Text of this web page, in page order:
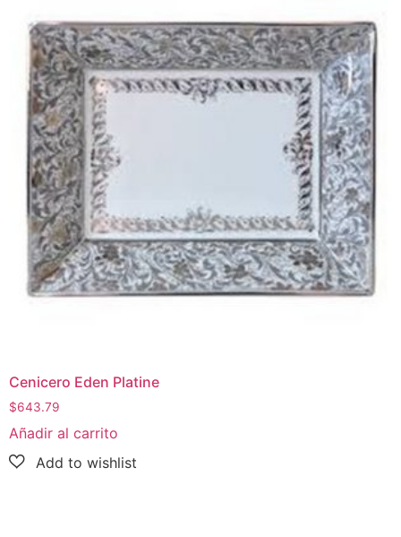
Cenicero Eden Platine
$643.79
Añadir al carrito